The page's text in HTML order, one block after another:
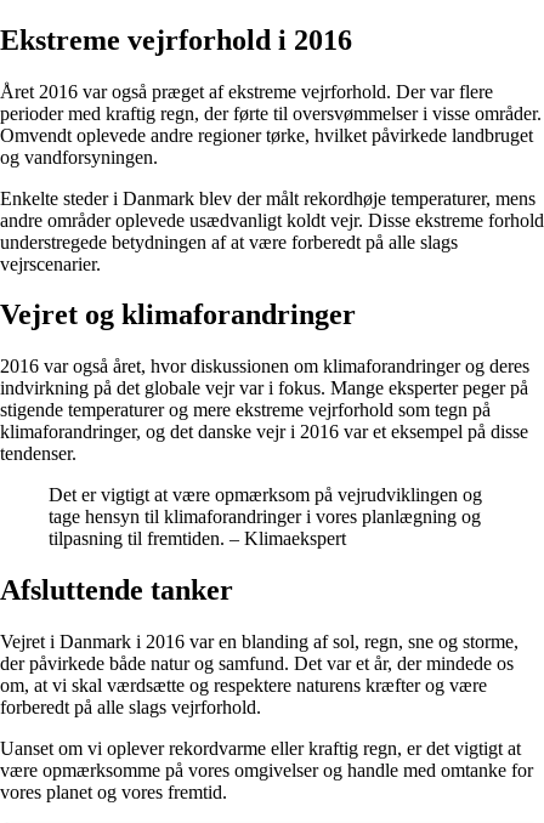
Ekstreme vejrforhold i 2016
Året 2016 var også præget af ekstreme vejrforhold. Der var flere
perioder med kraftig regn, der førte til oversvømmelser i visse områder.
Omvendt oplevede andre regioner tørke, hvilket påvirkede landbruget
og vandforsyningen.
Enkelte steder i Danmark blev der målt rekordhøje temperaturer, mens
andre områder oplevede usædvanligt koldt vejr. Disse ekstreme forhold
understregede betydningen af at være forberedt på alle slags
vejrscenarier.
Vejret og klimaforandringer
2016 var også året, hvor diskussionen om klimaforandringer og deres
indvirkning på det globale vejr var i fokus. Mange eksperter peger på
stigende temperaturer og mere ekstreme vejrforhold som tegn på
klimaforandringer, og det danske vejr i 2016 var et eksempel på disse
tendenser.
Det er vigtigt at være opmærksom på vejrudviklingen og
tage hensyn til klimaforandringer i vores planlægning og
tilpasning til fremtiden. – Klimaekspert
Afsluttende tanker
Vejret i Danmark i 2016 var en blanding af sol, regn, sne og storme,
der påvirkede både natur og samfund. Det var et år, der mindede os
om, at vi skal værdsætte og respektere naturens kræfter og være
forberedt på alle slags vejrforhold.
Uanset om vi oplever rekordvarme eller kraftig regn, er det vigtigt at
være opmærksomme på vores omgivelser og handle med omtanke for
vores planet og vores fremtid.